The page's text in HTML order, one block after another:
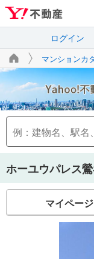
ログイン
マンションカ
ホーユウパレス
マイページ